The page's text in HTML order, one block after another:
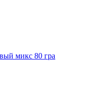
микс 80 гра